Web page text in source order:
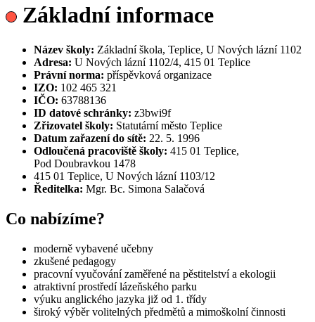
Základní informace
Název školy: Základní škola, Teplice, U Nových lázní 1102
Adresa: U Nových lázní 1102/4, 415 01 Teplice
Právní norma: příspěvková organizace
IZO: 102 465 321
IČO: 63788136
ID datové schránky: z3bwi9f
Zřizovatel školy: Statutární město Teplice
Datum zařazení do sítě: 22. 5. 1996
Odloučená pracoviště školy: 415 01 Teplice,
Pod Doubravkou 1478
415 01 Teplice, U Nových lázní 1103/12
Ředitelka: Mgr. Bc. Simona Salačová
Co nabízíme?
moderně vybavené učebny
zkušené pedagogy
pracovní vyučování zaměřené na pěstitelství a ekologii
atraktivní prostředí lázeňského parku
výuku anglického jazyka již od 1. třídy
široký výběr volitelných předmětů a mimoškolní činnosti